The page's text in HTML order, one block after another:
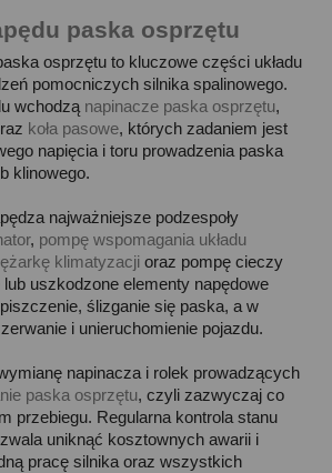
paska osprzętu
osprzętu to kluczowe części układu
pomocniczych silnika spalinowego.
wchodzą napinacze paska osprzętu,
koła pasowe, których zadaniem jest
napięcia i toru prowadzenia paska
klinowego.
najważniejsze podzespoły
, pompę wspomagania układu
klimatyzacji oraz pompę cieczy
lub uszkodzone elementy napędowe
ślizganie się paska, a w
i unieruchomienie pojazdu.
napinacza i rolek prowadzących
paska osprzętu, czyli zazwyczaj co
przebiegu. Regularna kontrola stanu
uniknąć kosztownych awarii i
pracę silnika oraz wszystkich